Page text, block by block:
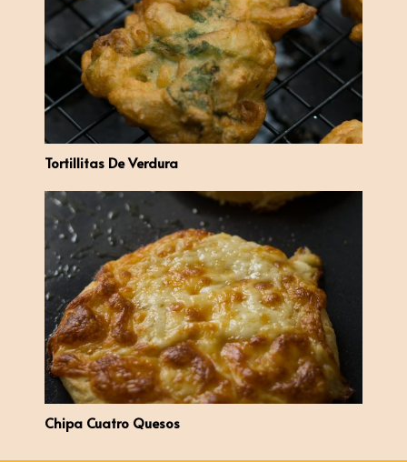
Tortillitas De Verdura
Chipa Cuatro Quesos